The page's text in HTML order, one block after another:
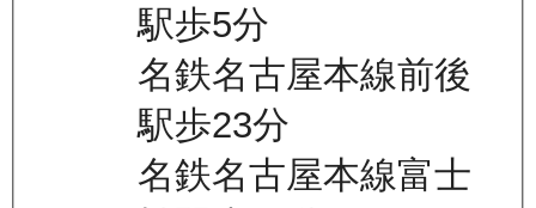
駅歩5分
名鉄名古屋本線前後
駅歩23分
名鉄名古屋本線富士